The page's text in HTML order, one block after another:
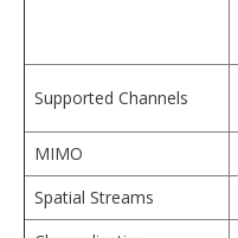
Supported Channels
MIMO
Spatial Streams